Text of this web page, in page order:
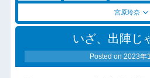
宮原玲奈
いざ、出陣じ
Posted on 2023年